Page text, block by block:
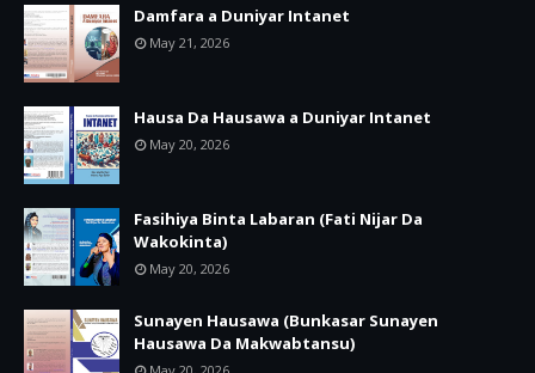
Damfara a Duniyar Intanet
May 21, 2026
Hausa Da Hausawa a Duniyar Intanet
May 20, 2026
Fasihiya Binta Labaran (Fati Nijar Da
Wakokinta)
May 20, 2026
Sunayen Hausawa (Bunkasar Sunayen
Hausawa Da Makwabtansu)